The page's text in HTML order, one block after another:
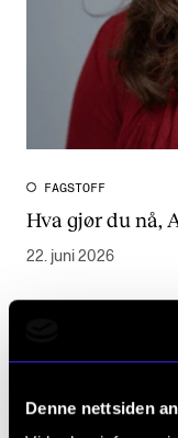
Denne nettsiden
FAGSTOFF
Hva gjør du nå,
22. juni 2026